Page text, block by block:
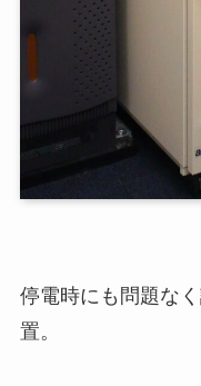
停電時にも問題な
置。